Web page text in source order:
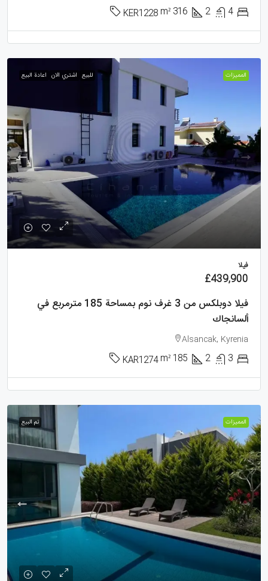
4
2
316
m²
KER1228
الممیزات للبيع اشتري الان اعادة البيع
فيلا
£439,900
فيلا دوبلكس من 3 غرف نوم بمساحة 185 مترمربع في
ألسانجاك
Alsancak, Kyrenia
3
2
185
m²
KAR1274
الممیزات تم البيع